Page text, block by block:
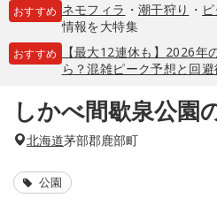
おすすめ ネモフィラ ・ 潮干狩り ・
情報を大特集
おすすめ
【最大12連休も】2026年
ら？混雑ピーク予想と回
しかべ間歇泉公園
北海道茅部郡鹿部町
公園